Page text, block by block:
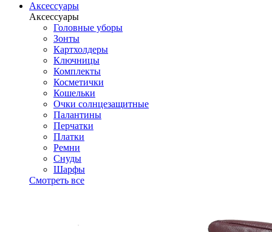
Аксессуары
Аксессуары
Головные уборы
Зонты
Картхолдеры
Ключницы
Комплекты
Косметички
Кошельки
Очки солнцезащитные
Палантины
Перчатки
Платки
Ремни
Снуды
Шарфы
Смотреть все